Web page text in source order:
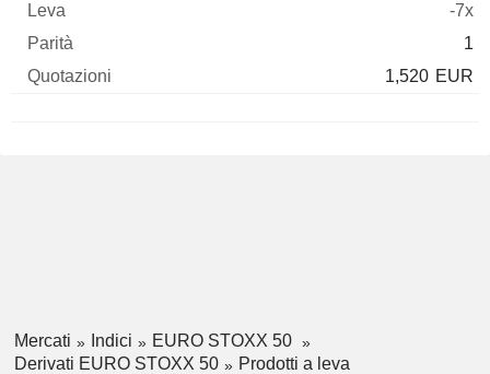
-7x
1
1,520 EUR
Mercati Indici
EURO STOXX 50
Derivati EURO STOXX 50
Prodotti a leva